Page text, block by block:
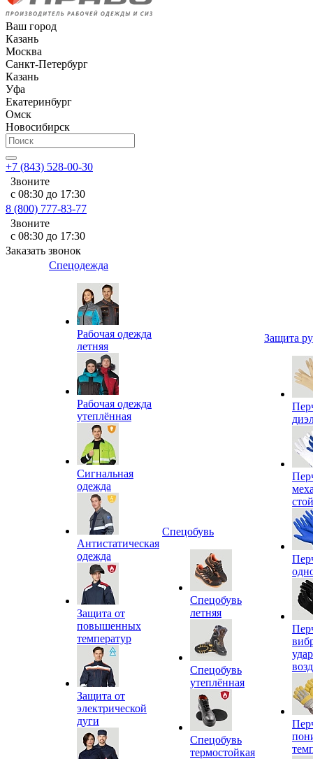
Ваш город
Казань
Москва
Санкт-Петербург
Казань
Уфа
Екатеринбург
Омск
Новосибирск
+7 (843) 528-00-30
Звоните
с 08:30 до 17:30
8 (800) 777-83-77
Звоните
с 08:30 до 17:30
Заказать звонок
Спецодежда
Рабочая одежда
летняя
Рабочая одежда
утеплённая
Сигнальная
одежда
Антистатическая
одежда
Защита от
повышенных
температур
Защита от
электрической
дуги
Спецобувь
Спецобувь
летняя
Спецобувь
утеплённая
Спецобувь
термостойкая
Защита